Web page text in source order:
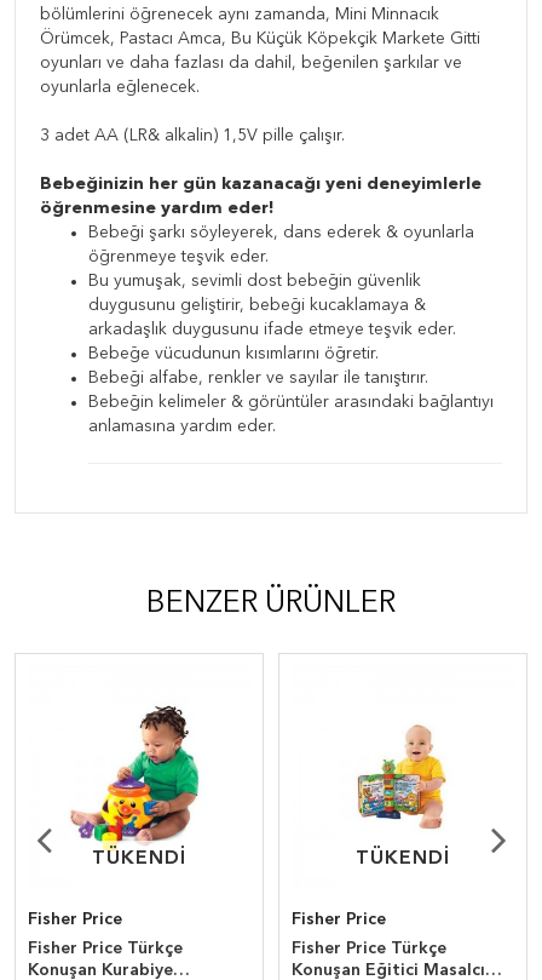
bölümlerini öğrenecek aynı zamanda, Mini Minnacık
Örümcek, Pastacı Amca, Bu Küçük Köpekçik Markete Gitti
oyunları ve daha fazlası da dahil, beğenilen şarkılar ve
oyunlarla eğlenecek.
3 adet AA (LR& alkalin) 1,5V pille çalışır.
Bebeğinizin her gün kazanacağı yeni deneyimlerle
öğrenmesine yardım eder!
Bebeği şarkı söyleyerek, dans ederek & oyunlarla
öğrenmeye teşvik eder.
Bu yumuşak, sevimli dost bebeğin güvenlik
duygusunu geliştirir, bebeği kucaklamaya &
arkadaşlık duygusunu ifade etmeye teşvik eder.
Bebeğe vücudunun kısımlarını öğretir.
Bebeği alfabe, renkler ve sayılar ile tanıştırır.
Bebeğin kelimeler & görüntüler arasındaki bağlantıyı
anlamasına yardım eder.
BENZER ÜRÜNLER
TÜKENDİ
TÜKENDİ
Fisher Price
Fisher Price Türkçe
Konuşan Kurabiye
TÜKENDİ
TÜKENDİ
Fisher Price
Fisher Price Türkçe
Konuşan Eğitici Masalcı